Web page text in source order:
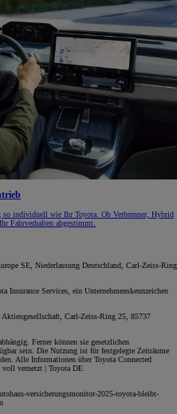
so individuell wie Ihr Toyota. Ob Verbrenner, Hybrid
Fahrverhalten abgestimmt.
SE, Niederlassung Deutschland, Carl-Zeiss-Ring
Insurance Services, ein Unternehmenskennzeichen
Carl-Zeiss-Ring 25, 85737
Ferner können sie gesetzlichen
sein. Die Nutzung ist für festgelegte Zeiträume
Alle Informationen über Toyota Connected
voll vernetzt | Toyota DE
versicherungsmonitor-2025-toyota-bleibt-